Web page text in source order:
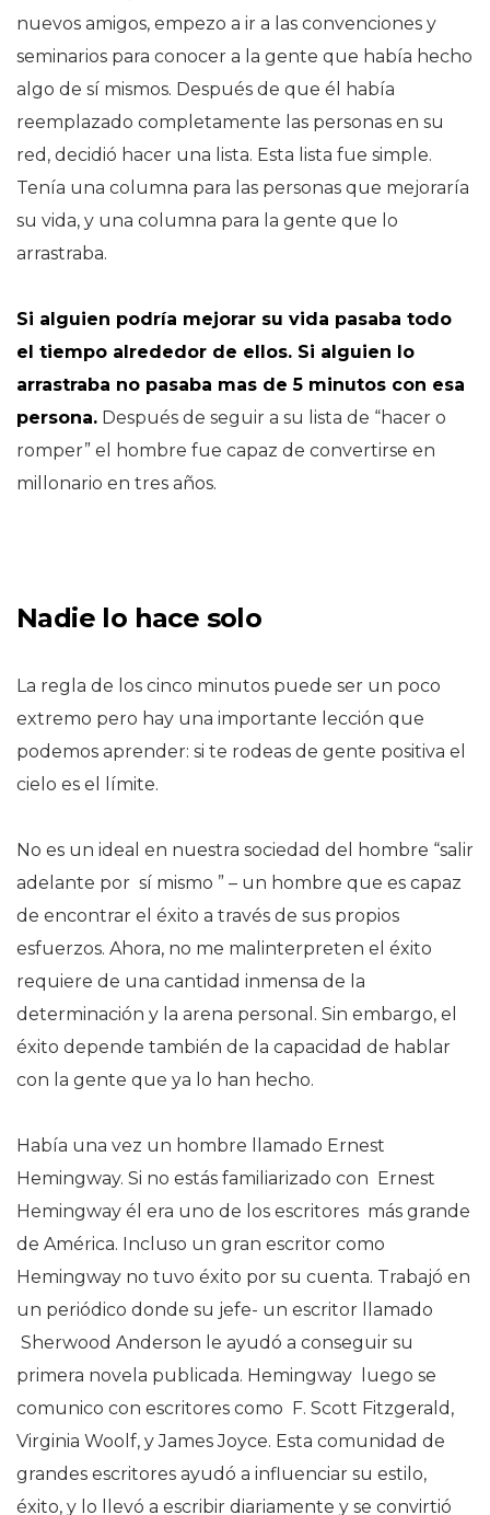
nuevos amigos, empezo a ir a las convenciones y
seminarios para conocer a la gente que había hecho
algo de sí mismos. Después de que él había
reemplazado completamente las personas en su
red, decidió hacer una lista. Esta lista fue simple.
Tenía una columna para las personas que mejoraría
su vida, y una columna para la gente que lo
arrastraba.
Si alguien podría mejorar su vida pasaba todo
el tiempo alrededor de ellos. Si alguien lo
arrastraba no pasaba mas de 5 minutos con esa
persona. Después de seguir a su lista de “hacer o
romper” el hombre fue capaz de convertirse en
millonario en tres años.
Nadie lo hace solo
La regla de los cinco minutos puede ser un poco
extremo pero hay una importante lección que
podemos aprender: si te rodeas de gente positiva el
cielo es el límite.
No es un ideal en nuestra sociedad del hombre “salir
adelante por sí mismo ” – un hombre que es capaz
de encontrar el éxito a través de sus propios
esfuerzos. Ahora, no me malinterpreten el éxito
requiere de una cantidad inmensa de la
determinación y la arena personal. Sin embargo, el
éxito depende también de la capacidad de hablar
con la gente que ya lo han hecho.
Había una vez un hombre llamado Ernest
Hemingway. Si no estás familiarizado con Ernest
Hemingway él era uno de los escritores más grande
de América. Incluso un gran escritor como
Hemingway no tuvo éxito por su cuenta. Trabajó en
un periódico donde su jefe- un escritor llamado
Sherwood Anderson le ayudó a conseguir su
primera novela publicada. Hemingway luego se
comunico con escritores como F. Scott Fitzgerald,
Virginia Woolf, y James Joyce. Esta comunidad de
grandes escritores ayudó a influenciar su estilo,
éxito, y lo llevó a escribir diariamente y se convirtió